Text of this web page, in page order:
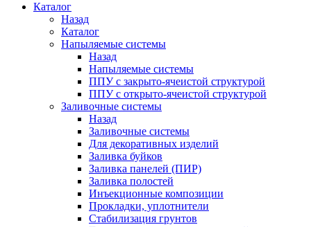
Каталог
Назад
Каталог
Напыляемые системы
Назад
Напыляемые системы
ППУ с закрыто-ячеистой структурой
ППУ с открыто-ячеистой структурой
Заливочные системы
Назад
Заливочные системы
Для декоративных изделий
Заливка буйков
Заливка панелей (ПИР)
Заливка полостей
Инъекционные композиции
Прокладки, уплотнители
Стабилизация грунтов